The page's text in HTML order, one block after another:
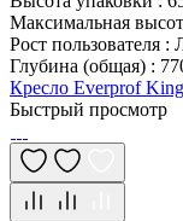
Максимальная
Рост пользователя :
Глубина (общая) :
Кресло Everprof
Быстрый просмотр